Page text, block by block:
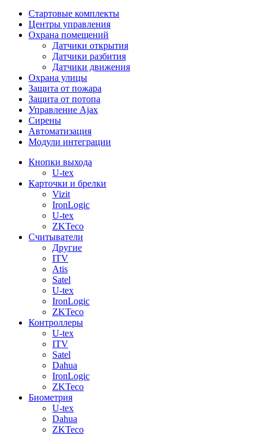
Стартовые комплекты
Центры управления
Охрана помещений
Датчики открытия
Датчики разбития
Датчики движения
Охрана улицы
Защита от пожара
Защита от потопа
Управление Ajax
Сирены
Автоматизация
Модули интеграции
Кнопки выхода
U-tex
Карточки и брелки
Vizit
IronLogic
U-tex
ZKTeco
Считыватели
Другие
ITV
Atis
Satel
U-tex
IronLogic
ZKTeco
Контроллеры
U-tex
ITV
Satel
Dahua
IronLogic
ZKTeco
Биометрия
U-tex
Dahua
ZKTeco